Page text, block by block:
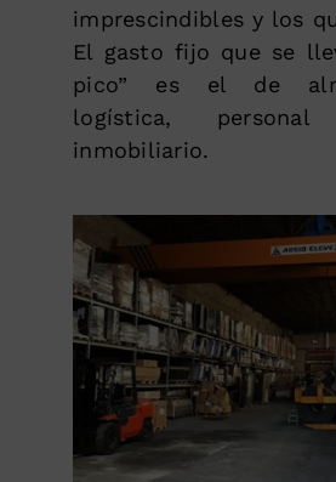
imprescindibles y los
El gasto fijo que se
pico” es el de
logística,
inmobiliario.